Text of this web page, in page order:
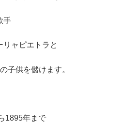
手
リャピエトラと
子供を儲けます。
1895年まで